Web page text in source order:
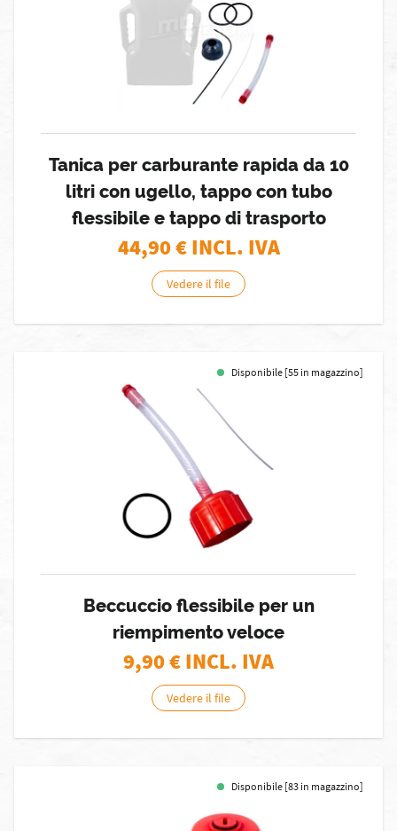
Tanica per carburante rapida da 10
litri con ugello, tappo con tubo
flessibile e tappo di trasporto
44,90€ INCL. IVA
Vedere il file
Disponibile [55 in magazzino]
Beccuccio flessibile per un
riempimento veloce
9,90€ INCL. IVA
Vedere il file
Disponibile [83 in magazzino]